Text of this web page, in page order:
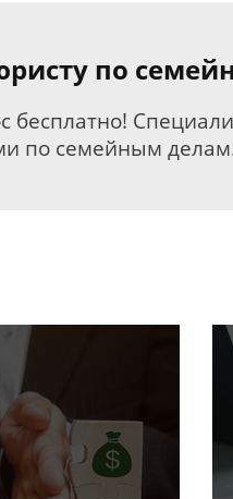
по
бесплатно!
по семейным